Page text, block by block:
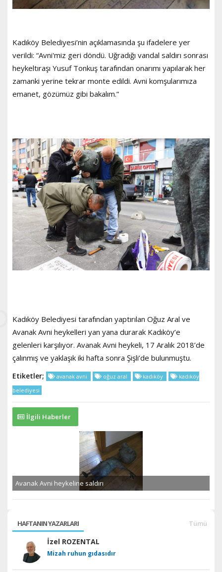
Kadıköy Belediyesi’nin açıklamasında şu ifadelere yer
verildi: “Avni'miz geri döndü. Uğradığı vandal saldırı sonrası
heykeltıraşı Yusuf Tonkuş tarafından onarımı yapılarak her
zamanki yerine tekrar monte edildi. Avni komşularımıza
emanet, gözümüz gibi bakalım.”
Kadıköy Belediyesi tarafından yaptırılan Oğuz Aral ve
Avanak Avni heykelleri yan yana durarak Kadıköy’e
gelenleri karşılıyor. Avanak Avni heykeli, 17 Aralık 2018’de
çalınmış ve yaklaşık iki hafta sonra Şişli’de bulunmuştu.
Etiketler; avanak avni oğuz aral kadıköy
kadıköy
belediyesi
İlgili Haberler
Avanak Avni heykeline saldırı
HAFTANIN YAZARLARI Tümü
İzel ROZENTAL
Mizah ruhun gıdasıdır